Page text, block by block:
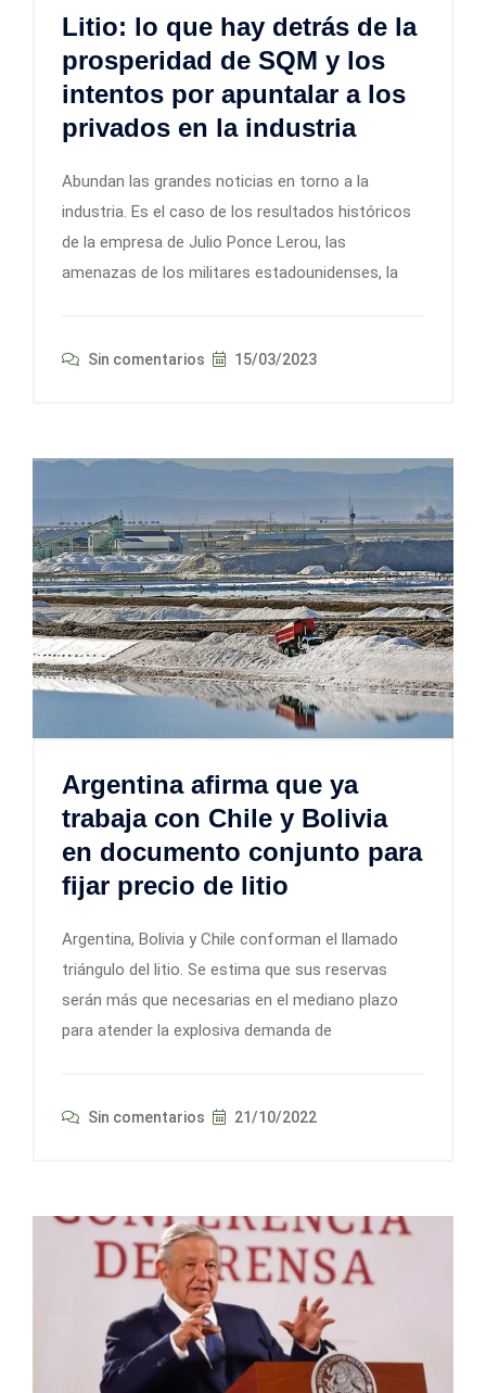
Litio: lo que hay detrás de la
prosperidad de SQM y los
intentos por apuntalar a los
privados en la industria
Abundan las grandes noticias en torno a la
industria. Es el caso de los resultados históricos
de la empresa de Julio Ponce Lerou, las
amenazas de los militares estadounidenses, la
Sin comentarios 15/03/2023
Argentina afirma que ya
trabaja con Chile y Bolivia
en documento conjunto para
fijar precio de litio
Argentina, Bolivia y Chile conforman el llamado
triángulo del litio. Se estima que sus reservas
serán más que necesarias en el mediano plazo
para atender la explosiva demanda de
Sin comentarios 21/10/2022